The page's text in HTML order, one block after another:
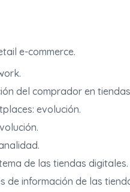
e-commerce.
del comprador en
evolución.
de las tiendas digitales.
de información de las